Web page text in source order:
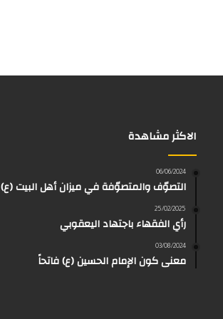
الاكثر مشاهدة
06/06/2024
التصوّف والمتصوّفة في ميزان أهل البيت (ع)
25/02/2025
رأي الفقهاء باجتهاد اليعقوبي
03/08/2024
معنى كون الإمام الحسين (ع) فاتحاً